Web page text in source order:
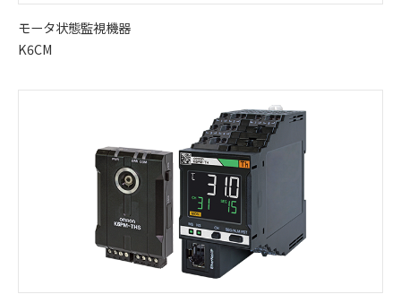
モータ状態監視機器
K6CM